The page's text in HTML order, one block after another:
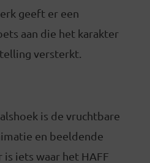
geeft er een
aan die het karakter
versterkt.
is de vruchtbare
en beeldende
is iets waar het HAFF